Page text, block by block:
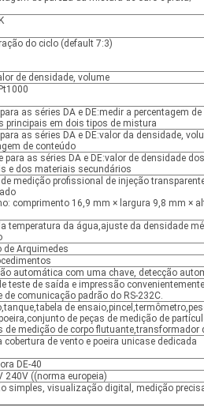
do ciclo (default 7:3)
de densidade, volume
as séries DA e DE:medir a percentagem
principais em dois tipos de mistura
as séries DA e DE:valor da densidade,
de conteúdo
para as séries DA e DE:valor de densidade
e dos materiais secundários
medição profissional de injeção
comprimento 16,9 mm × largura 9,8 mm ×
temperatura da água,ajuste da densidade
de Arquimedes
automática com uma chave, detecção
teste de saída e impressão
de comunicação padrão do RS-232C.
de
de peças de medição de
de medição de corpo flutuante,transformador
cobertura de vento e poeira unicase dedicada
DE-40
240V ((norma europeia)
simples, visualização digital, medição